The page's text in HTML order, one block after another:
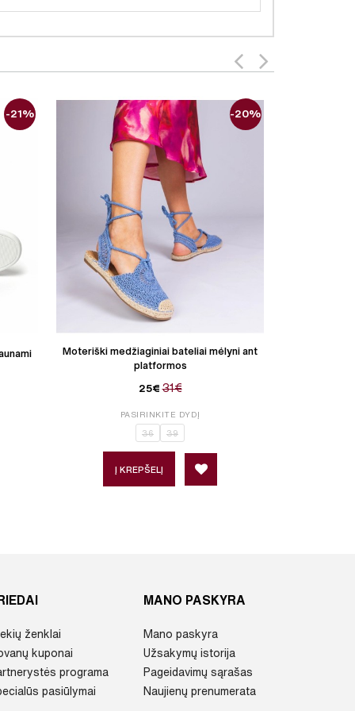
-21%
Moteriški medžiaginiai bateliai mėlyni ant
platformos
25€ 31€
-20%
PASIRINKITE DYDĮ
36 39
Į KREPŠELĮ
ženklai
kuponai
programa
pasiūlymai
MANO PASKYRA
Mano paskyra
Užsakymų istorija
Pageidavimų sąrašas
Naujienų prenumerata